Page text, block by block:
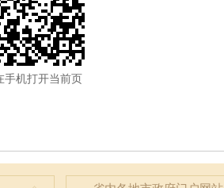
手机打开当前页